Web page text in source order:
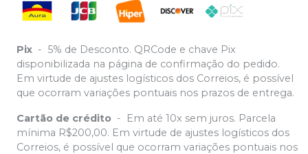
Pix - 5% de Desconto. QRCode e chave Pix
disponibilizada na página de confirmação do pedido.
Em virtude de ajustes logísticos dos Correios, é possível
que ocorram variações pontuais nos prazos de entrega.
Cartão de crédito -
Em até 10x sem juros. Parcela
mínima R$200,00. Em virtude de ajustes logísticos dos
Correios, é possível que ocorram variações pontuais nos